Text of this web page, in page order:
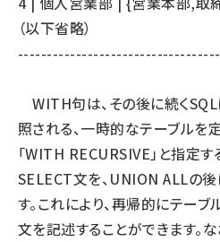
（以下省略）
WITH句は、その後に続く
照される、一時的なテーブルを
「WITH RECURSIVE」と指定
SELECT文を、UNION ALLの
す。これにより、再帰的にテー
文を記述することができます。な